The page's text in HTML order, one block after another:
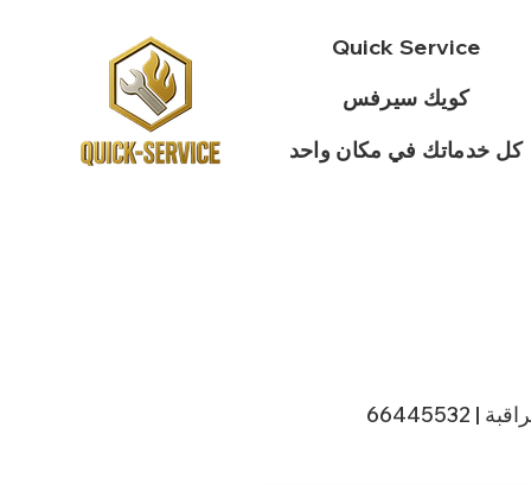
Quick Service
كويك سيرفس
كل خدماتك في مكان واحد